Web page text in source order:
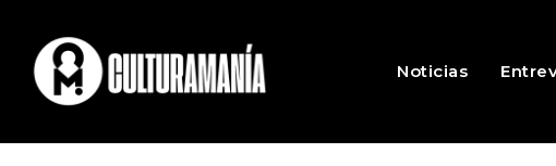
Noticias